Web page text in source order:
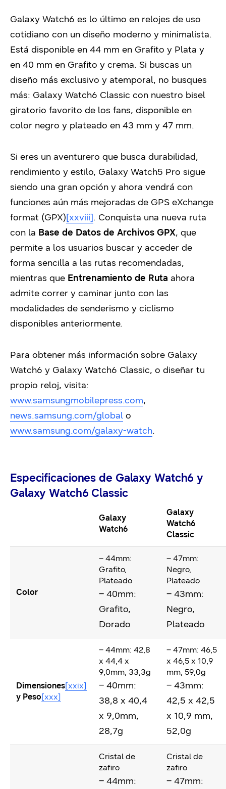
Galaxy Watch6 es lo último en relojes de uso
cotidiano con un diseño moderno y minimalista.
Está disponible en 44 mm en Grafito y Plata y
en 40 mm en Grafito y crema. Si buscas un
diseño más exclusivo y atemporal, no busques
más: Galaxy Watch6 Classic con nuestro bisel
giratorio favorito de los fans, disponible en
color negro y plateado en 43 mm y 47 mm.
Si eres un aventurero que busca durabilidad,
rendimiento y estilo, Galaxy Watch5 Pro sigue
siendo una gran opción y ahora vendrá con
funciones aún más mejoradas de GPS eXchange
format (GPX)[xxviii]. Conquista una nueva ruta
con la Base de Datos de Archivos GPX, que
permite a los usuarios buscar y acceder de
forma sencilla a las rutas recomendadas,
mientras que Entrenamiento de Ruta ahora
admite correr y caminar junto con las
modalidades de senderismo y ciclismo
disponibles anteriormente.
Para obtener más información sobre Galaxy
Watch6 y Galaxy Watch6 Classic, o diseñar tu
propio reloj, visita:
www.samsungmobilepress.com,
news.samsung.com/global o
www.samsung.com/galaxy-watch.
Especificaciones de Galaxy Watch6 y
Galaxy Watch6 Classic
Galaxy
Watch6
Galaxy
Watch6
Classic
Color
– 44mm:
Grafito,
Plateado
– 40mm:
Grafito,
Dorado
– 47mm:
Negro,
Plateado
– 43mm:
Negro,
Plateado
Dimensiones[xxix]
y Peso[xxx]
– 44mm: 42,8
x 44,4 x
9,0mm, 33,3g
– 40mm:
38,8 x 40,4
x 9,0mm,
28,7g
– 47mm: 46,5
x 46,5 x 10,9
mm, 59,0g
– 43mm:
42,5 x 42,5
x 10,9 mm,
52,0g
Cristal de
zafiro
– 44mm:
Cristal de
zafiro
– 47mm: